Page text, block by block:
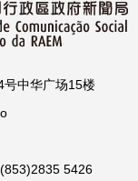
中华广场15楼
(853)2835 5426